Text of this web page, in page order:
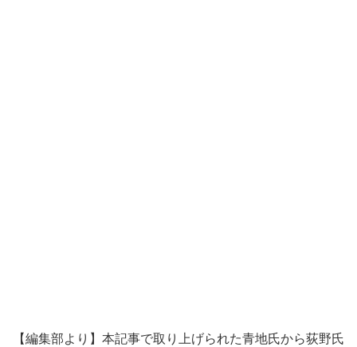
【編集部より】本記事で取り上げられた青地氏から荻野氏